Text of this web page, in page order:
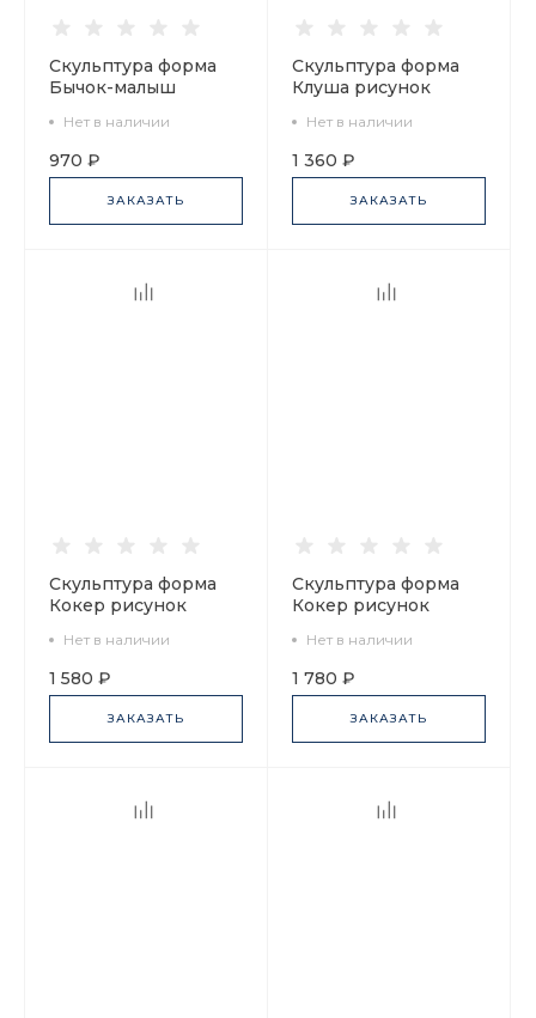
Скульптура форма
Бычок-малыш
82.63993.00.1
Нет в наличии
970 ₽
ЗАКАЗАТЬ
Скульптура форма
Клуша рисунок
82.85144.00.1
Нет в наличии
1 360 ₽
ЗАКАЗАТЬ
Скульптура форма
Кокер рисунок
82.85143.00.1
Нет в наличии
1 580 ₽
ЗАКАЗАТЬ
Скульптура форма
Кокер рисунок
82.85103.00.1
Нет в наличии
1 780 ₽
ЗАКАЗАТЬ